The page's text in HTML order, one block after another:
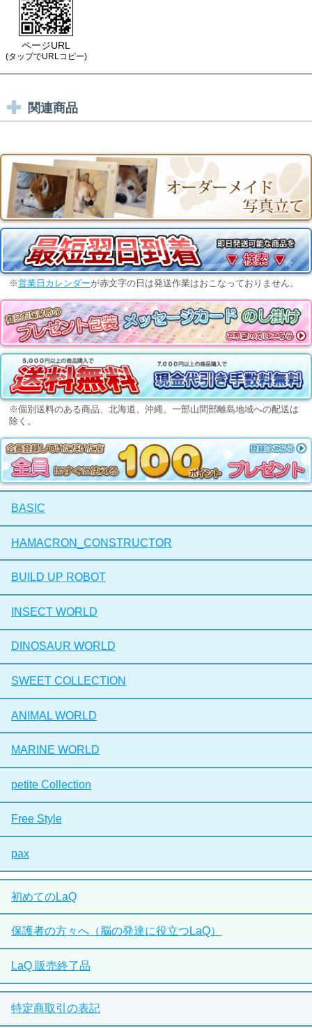
ページURL
(タップでURLコピー)
関連商品
※営業日カレンダーが赤文字の日は発送作業はおこなっておりません。
※個別送料のある商品、北海道、沖縄、一部山間部離島地域への配送は
除く。
BASIC
HAMACRON_CONSTRUCTOR
BUILD UP ROBOT
INSECT WORLD
DINOSAUR WORLD
SWEET COLLECTION
ANIMAL WORLD
MARINE WORLD
petite Collection
Free Style
pax
初めてのLaQ
保護者の方々へ（脳の発達に役立つLaQ）
LaQ 販売終了品
特定商取引の表記